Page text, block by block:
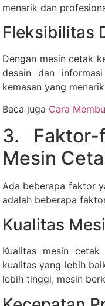
menarik dan
Fleksibilitas
Dengan mesin cetak
desain dan
kemasan yang
Baca juga Cara
3. Faktor-
Mesin
Ada beberapa faktor
adalah beberapa
Kualitas
Kualitas mesin
kualitas yang lebih
lebih tinggi, mesin